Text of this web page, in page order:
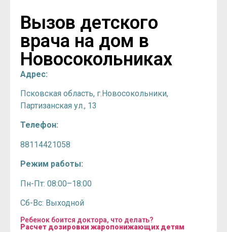
Вызов детского
врача на дом в
Новосокольниках
Адрес:
Псковская область, г.Новосокольники,
Партизанская ул., 13
Телефон:
88114421058
Режим работы:
Пн-Пт: 08:00–18:00
Сб-Вс: Выходной
Ребенок боится доктора, что делать?
Расчет дозировки жаропонижающих детям